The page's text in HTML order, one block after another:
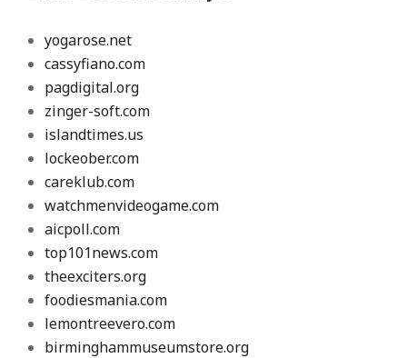
yogarose.net
cassyfiano.com
pagdigital.org
zinger-soft.com
islandtimes.us
lockeober.com
careklub.com
watchmenvideogame.com
aicpoll.com
top101news.com
theexciters.org
foodiesmania.com
lemontreevero.com
birminghammuseumstore.org